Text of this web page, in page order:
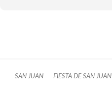
SAN JUAN FIESTA DE SAN JUAN